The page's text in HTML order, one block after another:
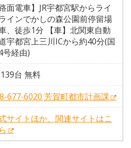
路面電車】JR宇都宮駅からライ
インでかしの森公園前停留場
、徒歩1分 【車】北関東自動
宇都宮上三川ICから約40分(国
号経由)
台 無料
677-6020 芳賀町都市計画課
サイトほか、関連サイトはこ